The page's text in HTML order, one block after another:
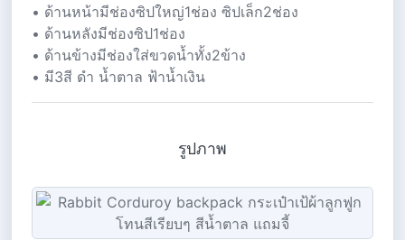
• ด้านหน้ามีช่องซิปใหญ่1ช่อง ซิปเล็ก2ช่อง
• ด้านหลังมีช่องซิป1ช่อง
• ด้านข้างมีช่องใส่ขวดน้ำทั้ง2ข้าง
• มี3สี ดำ น้ำตาล ฟ้าน้ำเงิน
รูปภาพ